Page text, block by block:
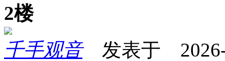
2楼
千手观音发表于 2026-